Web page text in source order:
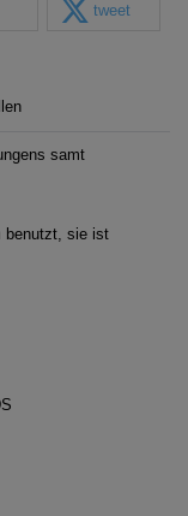
tweet
samt
benutzt, sie ist